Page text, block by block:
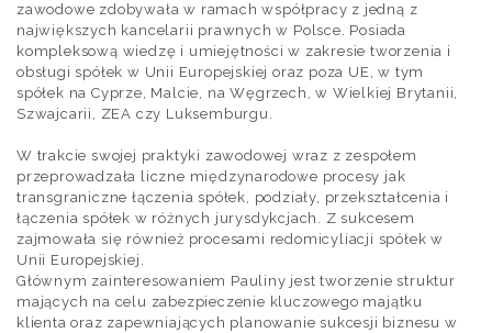
zawodowe zdobywała w ramach współpracy z jedną z
największych kancelarii prawnych w Polsce. Posiada
kompleksową wiedzę i umiejętności w zakresie tworzenia i
obsługi spółek w Unii Europejskiej oraz poza UE, w tym
spółek na Cyprze, Malcie, na Węgrzech, w Wielkiej Brytanii,
Szwajcarii, ZEA czy Luksemburgu.
W trakcie swojej praktyki zawodowej wraz z zespołem
przeprowadzała liczne międzynarodowe procesy jak
transgraniczne łączenia spółek, podziały, przekształcenia i
łączenia spółek w różnych jurysdykcjach. Z sukcesem
zajmowała się również procesami redomicyliacji spółek w
Unii Europejskiej.
Głównym zainteresowaniem Pauliny jest tworzenie struktur
mających na celu zabezpieczenie kluczowego majątku
klienta oraz zapewniających planowanie sukcesji biznesu w